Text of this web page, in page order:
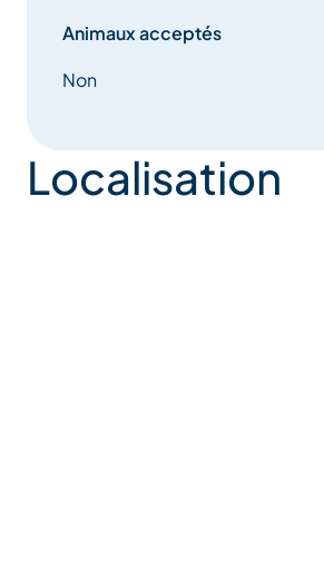
Animaux acceptés
Non
Localisation